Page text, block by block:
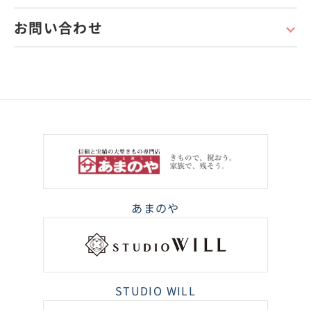
お問い合わせ
あまのや
STUDIO WILL